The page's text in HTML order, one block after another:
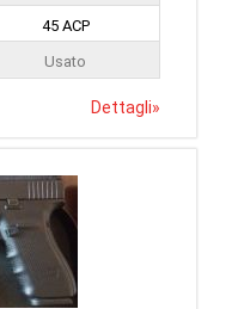
45 ACP
Usato
Dettagli»